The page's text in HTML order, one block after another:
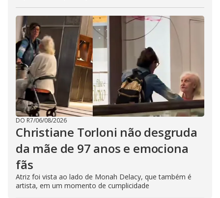
DO R7/06/08/2026
Christiane Torloni não desgruda
da mãe de 97 anos e emociona
fãs
Atriz foi vista ao lado de Monah Delacy, que também é
artista, em um momento de cumplicidade